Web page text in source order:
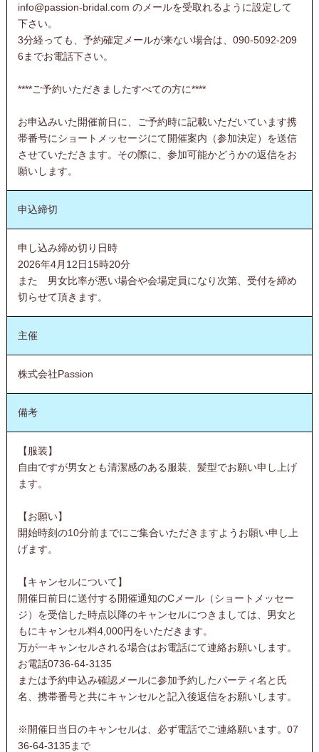
info@passion-bridal.com のメールを受取れるように設定して
下さい。
3分経っても、予約確定メールが来ない場合は、090-5092-209
6までお電話下さい。
****ご予約いただきましたすべての方に****
お申込みいた開催前日に、ご予約時に記載いただいています携
帯番号にショートメッセージにて開催案内（参加決定）を送信
させていただきます。その際に、参加可能かどうかの返信をお
願いします。
申込締切
申し込み締め切り日時
2026年4月12日15時20分
また 男女比率が悪い場合や会場定員になり次第、受付を締め
切らせて頂きます。
主催
株式会社Passion
備考
【服装】
自由ですが男女とも清潔感のある服装、髪型でお願い申し上げ
ます。
【お願い】
開始時刻の10分前までにご集合いただきますようお願い申し上
げます。
【キャンセルについて】
開催日前日に送付する開催通知のCメール（ショートメッセー
ジ）を受信した時点以降のキャンセルにつきましては、男女と
もにキャンセル料4,000円をいただきます。
万が一キャンセルされる場合はお電話にて連絡お願いします。
お電話0736-64-3135
または予約申込み確認メールに参加予約したパーティ名と氏
名、携帯番号と共にキャンセルと記入後返信をお願いします。
※開催日当日のキャンセルは、必ず電話でご連絡願います。07
36-64-3135まで